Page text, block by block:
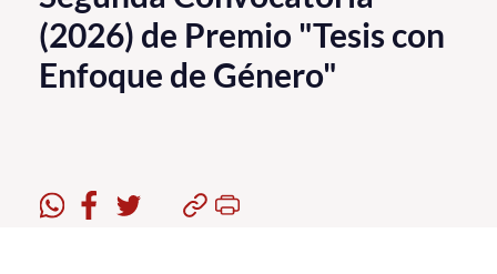
Vinculación con el Medio
Postgrado
(2026) de Premio "Tesis con
Enfoque de Género"